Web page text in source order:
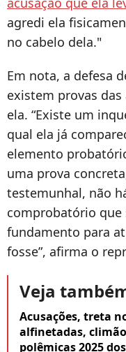
agredi ela
no cabelo dela."
Em nota, a defesa
existem provas
ela. “Existe um
qual ela já
elemento
uma prova
testemunhal, não
comprobatório que
fundamento para
fosse”, afirma o
Veja
Acusações, treta
alfinetadas,
polêmicas 2025